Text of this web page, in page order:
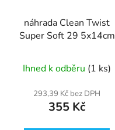
náhrada Clean Twist
Super Soft 29 5x14cm
Ihned k odběru (1 ks)
293,39 Kč bez DPH
355 Kč